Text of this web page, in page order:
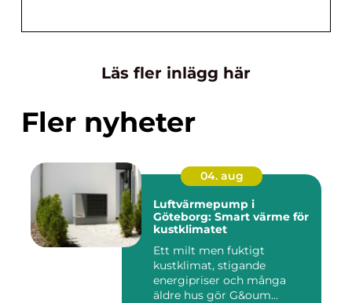
Läs fler inlägg här
Fler nyheter
04. aug
Luftvärmepump i
Göteborg: Smart värme för
kustklimatet
Ett milt men fuktigt
kustklimat, stigande
energipriser och många
äldre hus gör G&oum...